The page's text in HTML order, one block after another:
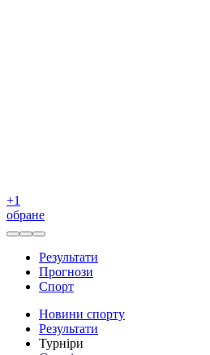
+1
обране
Результати
Прогнози
Спорт
Новини спорту
Результати
Турніри